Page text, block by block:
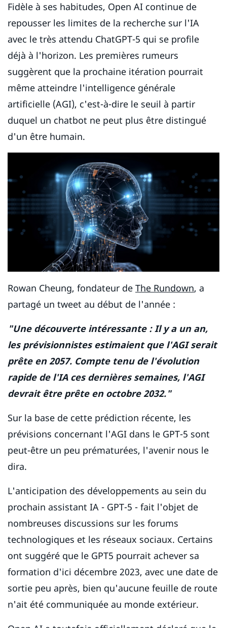
Fidèle à ses habitudes, Open AI continue de
repousser les limites de la recherche sur l'IA
avec le très attendu ChatGPT-5 qui se profile
déjà à l'horizon. Les premières rumeurs
suggèrent que la prochaine itération pourrait
même atteindre l'intelligence générale
artificielle (AGI), c'est-à-dire le seuil à partir
duquel un chatbot ne peut plus être distingué
d'un être humain.
Rowan Cheung, fondateur de The Rundown, a
partagé un tweet au début de l'année :
"Une découverte intéressante : Il y a un an,
les prévisionnistes estimaient que l'AGI serait
prête en 2057. Compte tenu de l'évolution
rapide de l'IA ces dernières semaines, l'AGI
devrait être prête en octobre 2032."
Sur la base de cette prédiction récente, les
prévisions concernant l'AGI dans le GPT-5 sont
peut-être un peu prématurées, l'avenir nous le
dira.
L'anticipation des développements au sein du
prochain assistant IA - GPT-5 - fait l'objet de
nombreuses discussions sur les forums
technologiques et les réseaux sociaux. Certains
ont suggéré que le GPT5 pourrait achever sa
formation d'ici décembre 2023, avec une date de
sortie peu après, bien qu'aucune feuille de route
n'ait été communiquée au monde extérieur.